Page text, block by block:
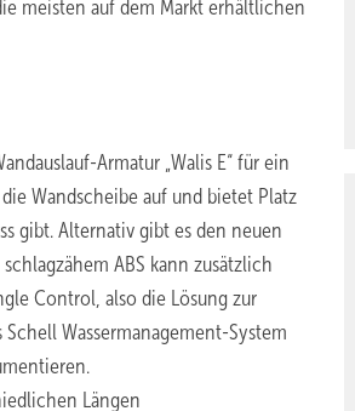
meisten auf dem Markt erhältlichen
Armatur „Walis E“ für ein
Wandscheibe auf und bietet Platz
gibt. Alternativ gibt es den neuen
ABS kann zusätzlich
Control, also die Lösung zur
Wassermanagement-System
Längen